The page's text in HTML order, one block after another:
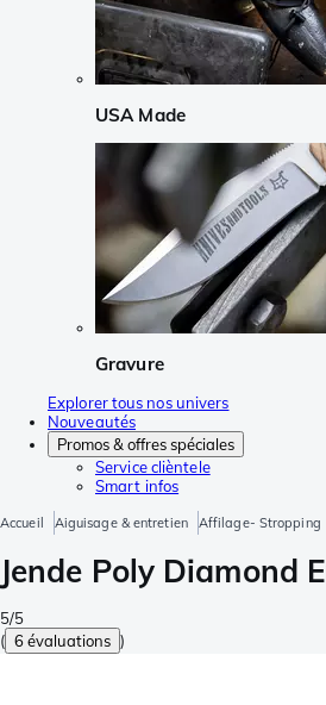
USA Made
Gravure
Explorer tous nos univers
Nouveautés
Promos & offres spéciales
Service clièntele
Smart infos
Accueil Aiguisage & entretien Affilage- Stropping
Jende Poly Diamond
5/5
( 6 évaluations )